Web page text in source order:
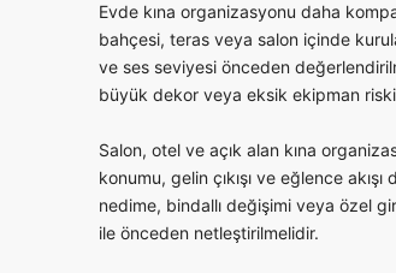
Evde kına organizasyonu daha
bahçesi, teras veya salon içinde
ve ses seviyesi önceden
büyük dekor veya eksik ekipman riski
Salon, otel ve açık alan kına
konumu, gelin çıkışı ve eğlence
nedime, bindallı değişimi veya özel
ile önceden netleştirilmelidir.